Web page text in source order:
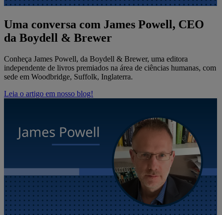
Uma conversa com James Powell, CEO
da Boydell & Brewer
Conheça James Powell, da Boydell & Brewer, uma editora
independente de livros premiados na área de ciências humanas, com
sede em Woodbridge, Suffolk, Inglaterra.
Leia o artigo em nosso blog!